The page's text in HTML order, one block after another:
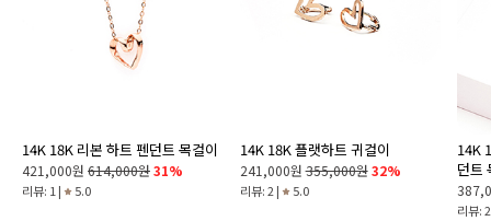
14K 18K 리본 하트 펜던트 목걸이
421,000원 614,000원31%
리뷰: 1 | 5.0
14K 18K 플랫하트 귀걸이
241,000원 355,000원 32%
리뷰: 2 | 5.0
14K
던트
리뷰: